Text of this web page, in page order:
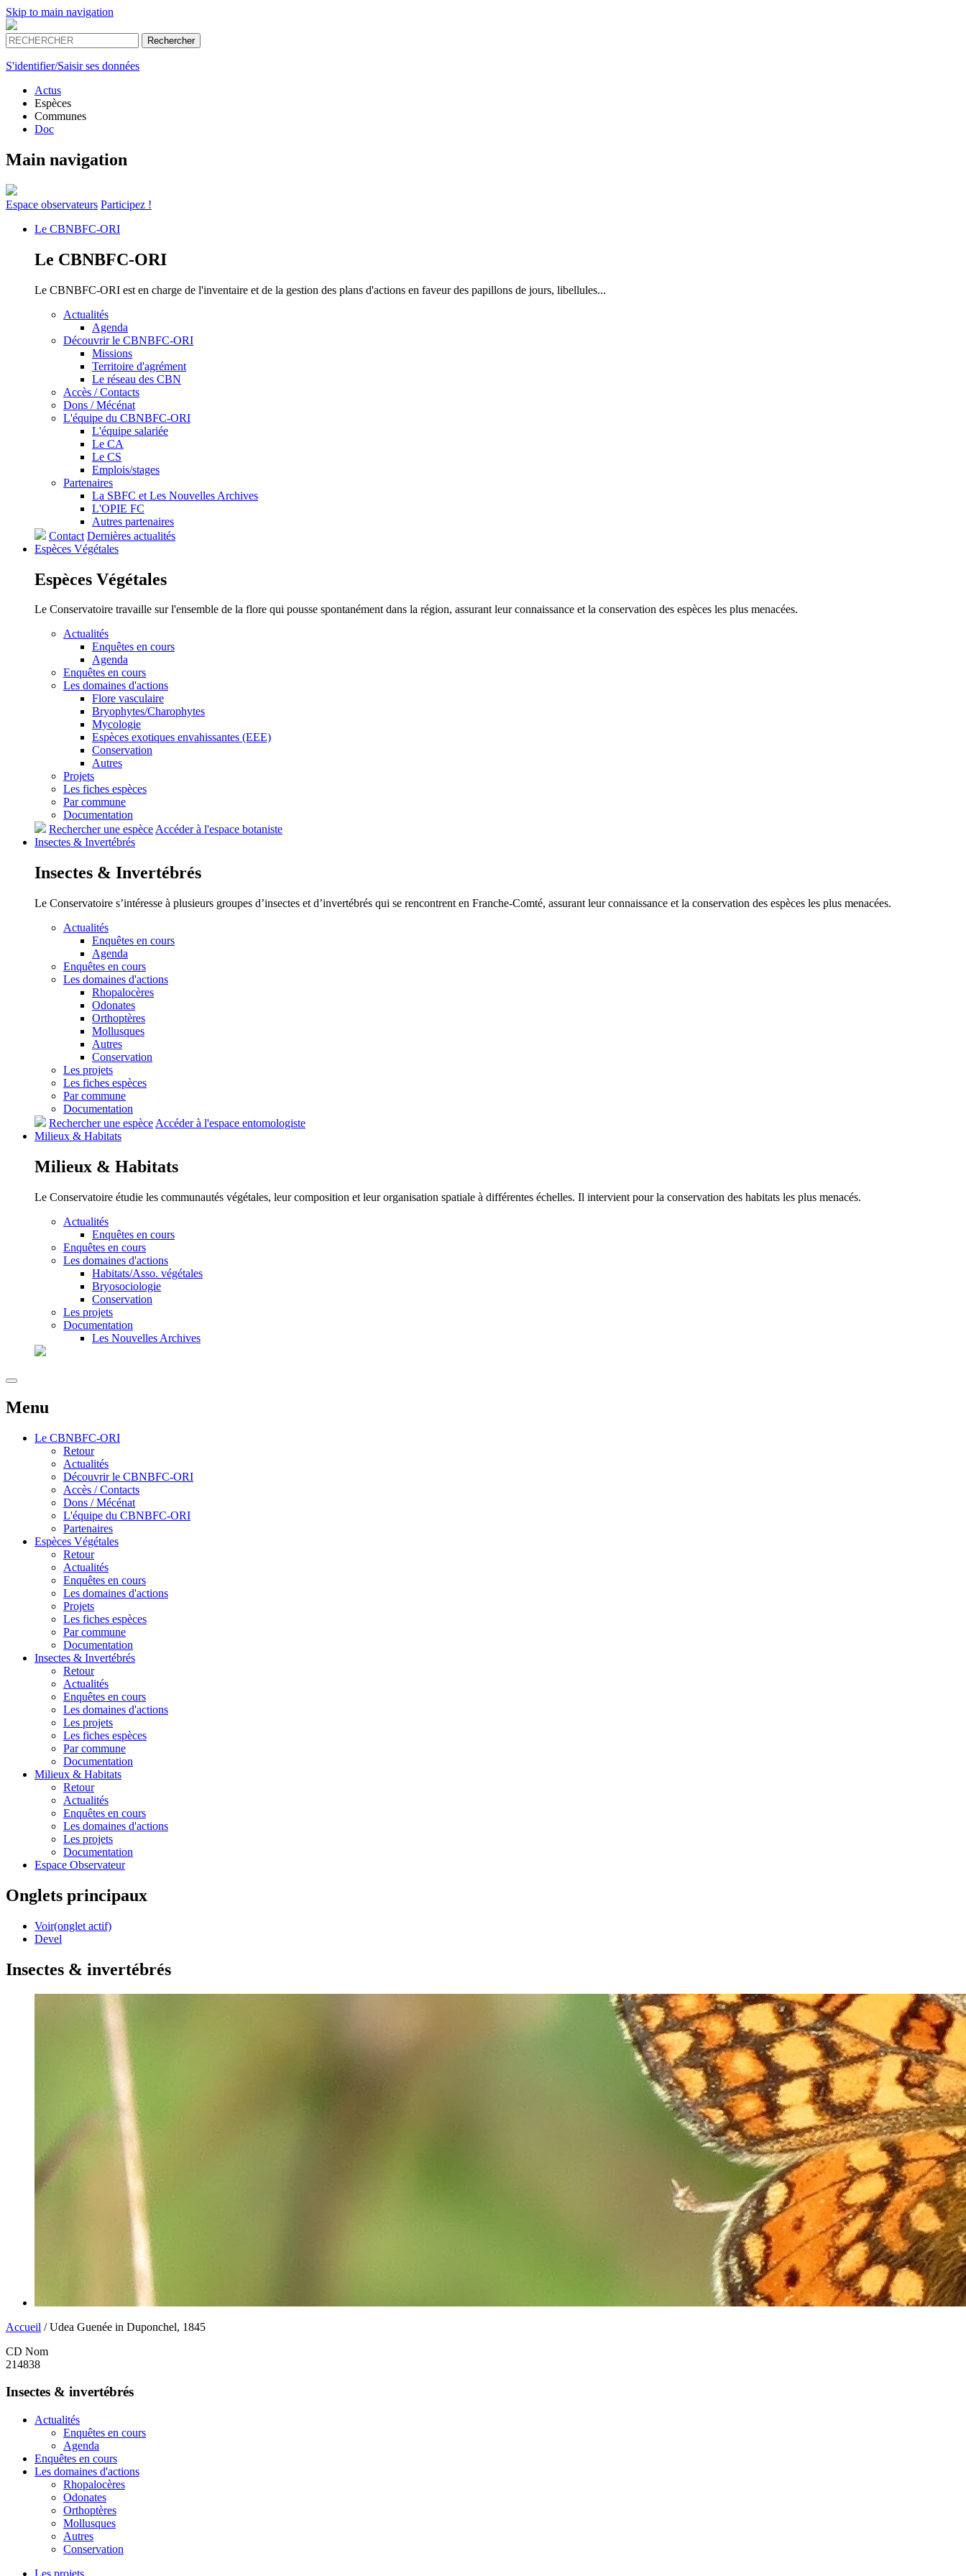
Skip to main navigation
S'identifier/Saisir ses données
Actus
Espèces
Communes
Doc
Main navigation
Espace observateurs Participez !
Le CBNBFC-ORI
Le CBNBFC-ORI
Le CBNBFC-ORI est en charge de l'inventaire et de la gestion des plans d'actions en faveur des papillons de jours, libellules...
Actualités
Agenda
Découvrir le CBNBFC-ORI
Missions
Territoire d'agrément
Le réseau des CBN
Accès / Contacts
Dons / Mécénat
L'équipe du CBNBFC-ORI
L'équipe salariée
Le CA
Le CS
Emplois/stages
Partenaires
La SBFC et Les Nouvelles Archives
L'OPIE FC
Autres partenaires
Contact Dernières actualités
Espèces Végétales
Espèces Végétales
Le Conservatoire travaille sur l'ensemble de la flore qui pousse spontanément dans la région, assurant leur connaissance et la conservation des espèces les plus menacées.
Actualités
Enquêtes en cours
Agenda
Enquêtes en cours
Les domaines d'actions
Flore vasculaire
Bryophytes/Charophytes
Mycologie
Espèces exotiques envahissantes (EEE)
Conservation
Autres
Projets
Les fiches espèces
Par commune
Documentation
Rechercher une espèceAccéder à l'espace botaniste
Insectes & Invertébrés
Insectes & Invertébrés
Le Conservatoire s’intéresse à plusieurs groupes d’insectes et d’invertébrés qui se rencontrent en Franche-Comté, assurant leur connaissance et la conservation des espèces les plus menacées.
Actualités
Enquêtes en cours
Agenda
Enquêtes en cours
Les domaines d'actions
Rhopalocères
Odonates
Orthoptères
Mollusques
Autres
Conservation
Les projets
Les fiches espèces
Par commune
Documentation
Rechercher une espèce Accéder à l'espace entomologiste
Milieux & Habitats
Milieux & Habitats
Le Conservatoire étudie les communautés végétales, leur composition et leur organisation spatiale à différentes échelles. Il intervient pour la conservation des habitats les plus menacés.
Actualités
Enquêtes en cours
Enquêtes en cours
Les domaines d'actions
Habitats/Asso. végétales
Bryosociologie
Conservation
Les projets
Documentation
Les Nouvelles Archives
Menu
Le CBNBFC-ORI
Retour
Actualités
Découvrir le CBNBFC-ORI
Accès / Contacts
Dons / Mécénat
L'équipe du CBNBFC-ORI
Partenaires
Espèces Végétales
Retour
Actualités
Enquêtes en cours
Les domaines d'actions
Projets
Les fiches espèces
Par commune
Documentation
Insectes & Invertébrés
Retour
Actualités
Enquêtes en cours
Les domaines d'actions
Les projets
Les fiches espèces
Par commune
Documentation
Milieux & Habitats
Retour
Actualités
Enquêtes en cours
Les domaines d'actions
Les projets
Documentation
Espace Observateur
Onglets principaux
Voir(onglet actif)
Devel
Insectes & invertébrés
Accueil / Udea Guenée in Duponchel, 1845
CD Nom
214838
Insectes & invertébrés
Actualités
Enquêtes en cours
Agenda
Enquêtes en cours
Les domaines d'actions
Rhopalocères
Odonates
Orthoptères
Mollusques
Autres
Conservation
Les projets